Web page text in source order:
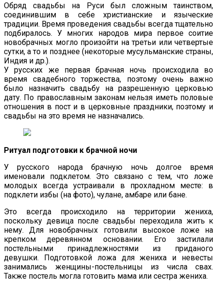
Обряд свадьбы на Руси был сложным таинством,
соединившим в себе христианские и языческие
традиции. Время проведения свадьбы всегда тщательно
подбиралось. У многих народов мира первое соитие
новобрачных могло произойти на третьи или четвертые
сутки, а то и позднее (некоторые мусульманские страны,
Индия и др.).
У русских же первая брачная ночь происходила во
время свадебного торжества, поэтому очень важно
было назначить свадьбу на разрешенную церковью
дату. По православным законам нельзя иметь половые
отношения в пост и в церковные праздники, поэтому и
свадьбы на это время не назначались.
Ритуал подготовки к брачной ночи
У русского народа брачную ночь долгое время
именовали подклетом. Это связано с тем, что ложе
молодых всегда устраивали в прохладном месте: в
подклети избы (на фото), чулане, амбаре или бане.
Это всегда происходило на территории жениха,
поскольку девица после свадьбы переходила жить к
нему. Для новобрачных готовили высокое ложе на
крепком деревянном основании. Его застилали
постельными принадлежностями из приданого
девушки. Подготовкой ложа для жениха и невесты
занимались женщины-постельницы из числа свах.
Также постель могла готовить мама или сестра жениха.